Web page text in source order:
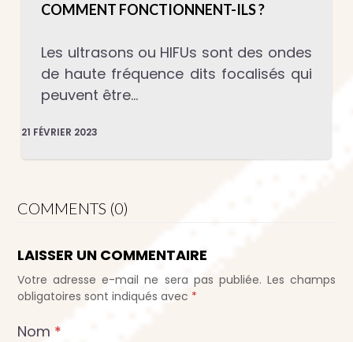
COMMENT FONCTIONNENT-ILS ?
Les ultrasons ou HIFUs sont des ondes
de haute fréquence dits focalisés qui
peuvent être…
21 FÉVRIER 2023
COMMENTS (0)
LAISSER UN COMMENTAIRE
Votre adresse e-mail ne sera pas publiée. Les champs
obligatoires sont indiqués avec *
Nom *